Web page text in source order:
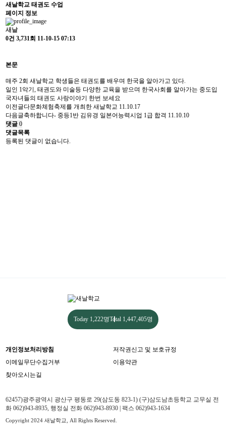
새날학교 태권도 수업
페이지 정보
새날
0건 3,731회 11-10-15 07:13
본문
매주 2회 새날학교 학생들은 태권도를 배우며 한국을 알아가고 있다.
일인 1악기, 태권도와 미술등 다양한 교육을 받으며 한국사회를 알아가는 중도입
국자녀들의 태권도 사랑이야기 한번 보세요
이전글다문화체험축제를 개최한 새날학교 11.10.17
다음글축하합니다- 중등1반 김유경 일본어능력시업 1급 합격 11.10.10
댓글 0
댓글목록
등록된 댓글이 없습니다.
Today 1,222명Total 1,447,405명
개인정보처리방침
저작권신고 및 보호규정
이메일무단수집거부
이용약관
찾아오시는길
62457)광주광역시 광산구 평동로 29(삼도동 823-1) (구)삼도남초등학교 교무실 전
화 062)943-8935, 행정실 전화 062)943-8930 | 팩스 062)943-1634
Copyright 2024 새날학교, All Rights Reserved.